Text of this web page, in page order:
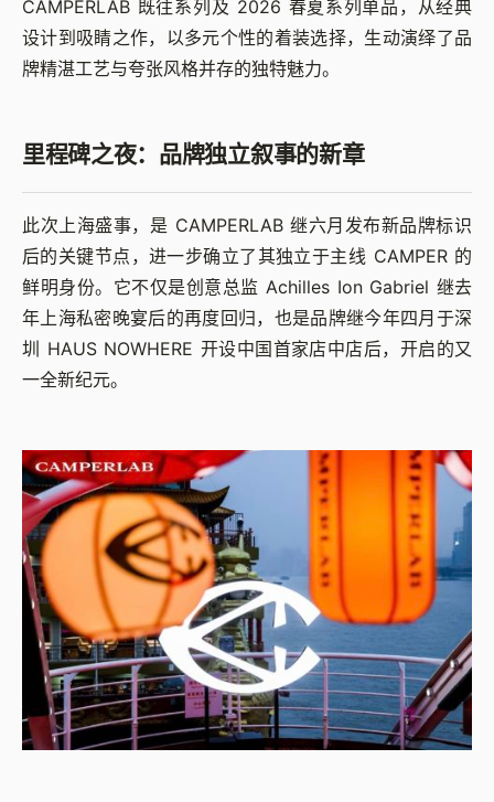
CAMPERLAB 既往系列及 2026 春夏系列单品，从经典
设计到吸睛之作，以多元个性的着装选择，生动演绎了品
牌精湛工艺与夸张风格并存的独特魅力。
里程碑之夜：品牌独立叙事的新章
此次上海盛事，是 CAMPERLAB 继六月发布新品牌标识
后的关键节点，进一步确立了其独立于主线 CAMPER 的
鲜明身份。它不仅是创意总监 Achilles Ion Gabriel 继去
年上海私密晚宴后的再度回归，也是品牌继今年四月于深
圳 HAUS NOWHERE 开设中国首家店中店后，开启的又
一全新纪元。